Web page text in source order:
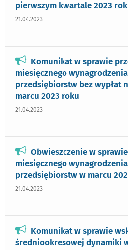
pierwszym kwartale 2023
21.04.2023
Komunikat w sprawie
miesięcznego
przedsiębiorstw bez wypłat
marcu 2023 roku
21.04.2023
Obwieszczenie w
miesięcznego
przedsiębiorstw w marcu
21.04.2023
Komunikat w sprawie
średniookresowej dynamiki